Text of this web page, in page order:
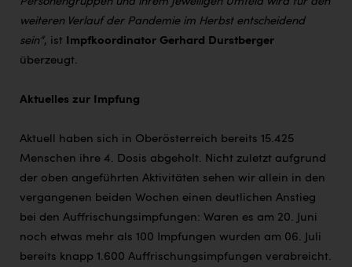
weiteren Verlauf der Pandemie im Herbst entscheidend
sein“, ist
Impfkoordinator Gerhard Durstberger
überzeugt.
Aktuelles zur Impfung
Aktuell haben sich in Oberösterreich bereits 15.425
Menschen ihre 4. Dosis abgeholt. Nicht zuletzt aufgrund
der oben angeführten Aktivitäten sehen wir allein in den
vergangenen beiden Wochen einen deutlichen Anstieg
bei den Auffrischungsimpfungen: Waren es am 20. Juni
noch etwas mehr als 100 Impfungen wurden am 06. Juli
bereits knapp 1.600 Auffrischungsimpfungen verabreicht.